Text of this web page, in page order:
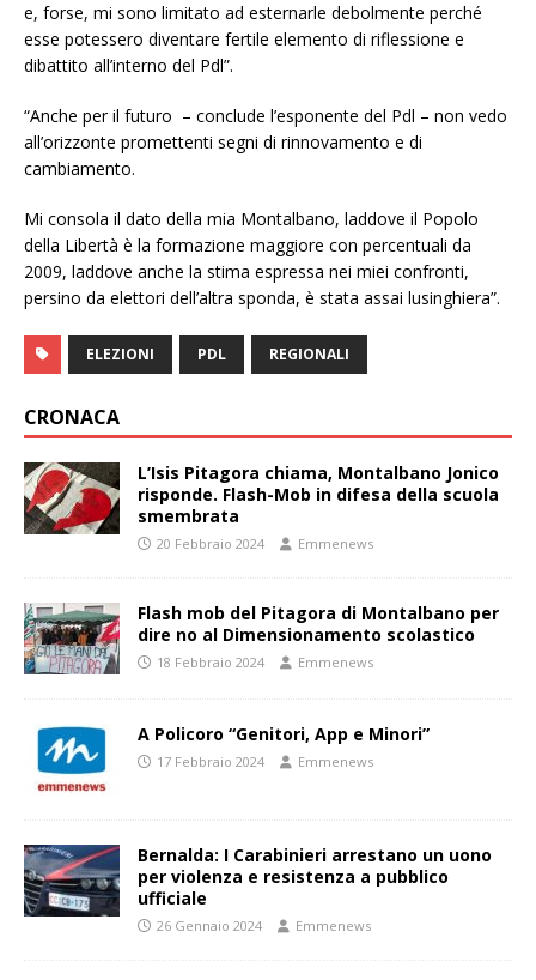
e, forse, mi sono limitato ad esternarle debolmente perché
esse potessero diventare fertile elemento di riflessione e
dibattito all’interno del Pdl”.
“Anche per il futuro – conclude l’esponente del Pdl – non vedo
all’orizzonte promettenti segni di rinnovamento e di
cambiamento.
Mi consola il dato della mia Montalbano, laddove il Popolo
della Libertà è la formazione maggiore con percentuali da
2009, laddove anche la stima espressa nei miei confronti,
persino da elettori dell’altra sponda, è stata assai lusinghiera”.
ELEZIONI PDL REGIONALI
CRONACA
L’Isis Pitagora chiama, Montalbano Jonico
risponde. Flash-Mob in difesa della scuola
smembrata
20 Febbraio 2024 Emmenews
Flash mob del Pitagora di Montalbano per
dire no al Dimensionamento scolastico
18 Febbraio 2024 Emmenews
A Policoro “Genitori, App e Minori”
17 Febbraio 2024 Emmenews
Bernalda: I Carabinieri arrestano un uono
per violenza e resistenza a pubblico
ufficiale
26 Gennaio 2024 Emmenews